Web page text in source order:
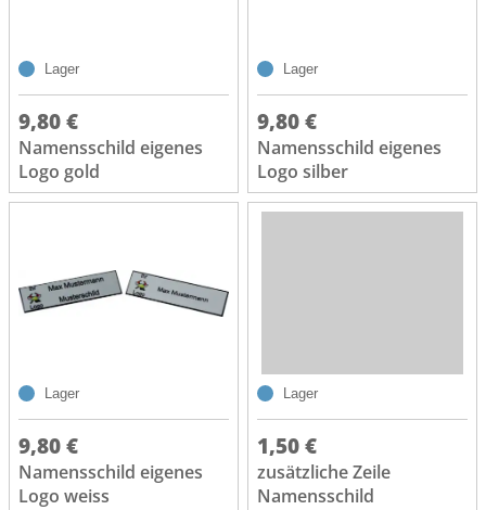
Lager
9,80 €
Namensschild eigenes
Logo gold
Lager
9,80 €
Namensschild eigenes
Logo silber
Lager
9,80 €
Namensschild eigenes
Logo weiss
Lager
1,50 €
zusätzliche Zeile
Namensschild